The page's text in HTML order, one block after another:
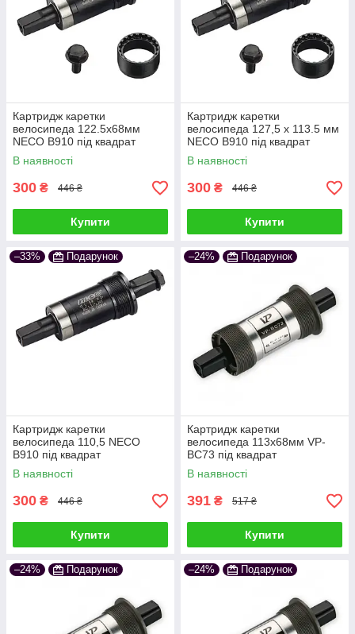
Картридж каретки
велосипеда 122.5х68мм
NECO B910 під квадрат
В наявності
300 ₴ 446 ₴
Купити
Картридж каретки
велосипеда 127,5 x 113.5 мм
NECO B910 під квадрат
В наявності
300 ₴ 446 ₴
Купити
–33% Подарунок
Картридж каретки
велосипеда 110,5 NECO
B910 під квадрат
В наявності
300 ₴ 446 ₴
Купити
–24% Подарунок
Картридж каретки
велосипеда 113х68мм VP-
BC73 під квадрат
В наявності
391 ₴ 517 ₴
Купити
–24% Подарунок –24% Подарунок